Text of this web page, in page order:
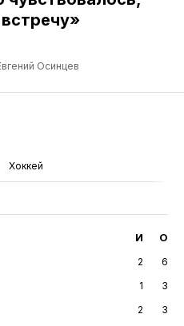
Осинцев
Хоккей
И О
2
6
1
3
2
3